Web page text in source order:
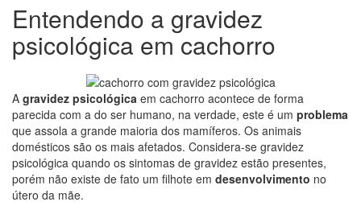
Entendendo a gravidez
psicológica em cachorro
A gravidez psicológica em cachorro acontece de forma
parecida com a do ser humano, na verdade, este é um problema
que assola a grande maioria dos mamíferos. Os animais
domésticos são os mais afetados. Considera-se gravidez
psicológica quando os sintomas de gravidez estão presentes,
porém não existe de fato um filhote em desenvolvimento no
útero da mãe.